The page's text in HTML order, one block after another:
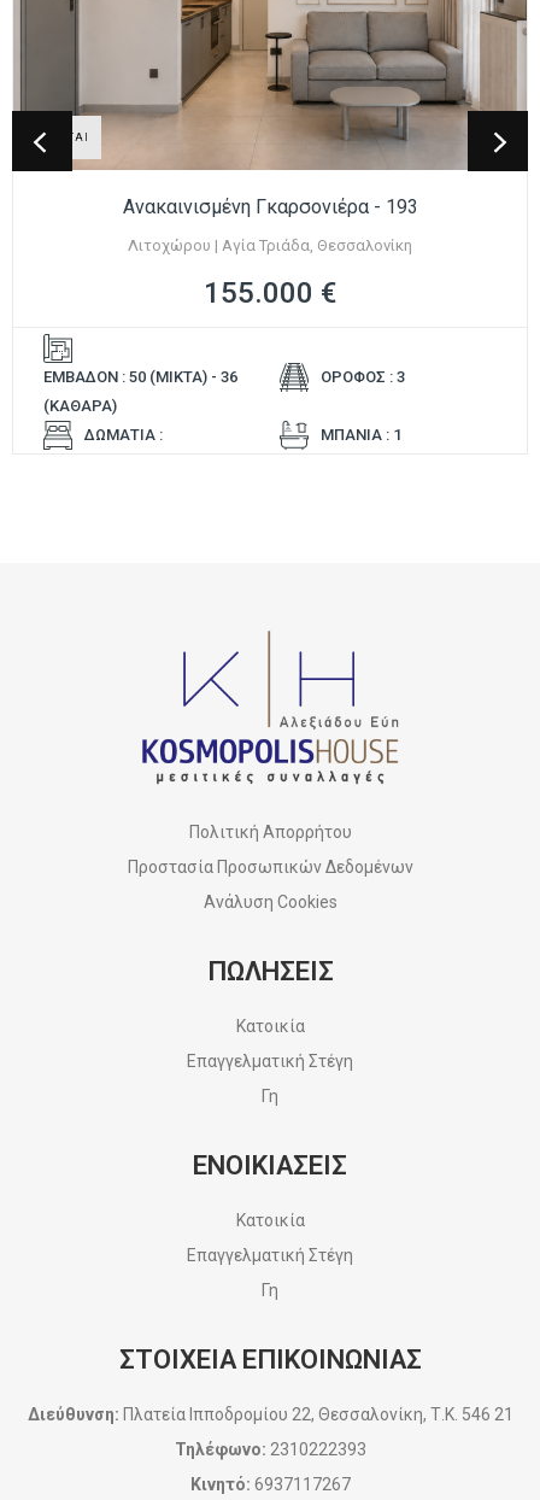
ΠΩΛΕΙΤΑΙ
Ανακαινισμένη Γκαρσονιέρα - 193
Λιτοχώρου | Αγία Τριάδα, Θεσσαλονίκη
155.000 €
ΕΜΒΑΔΟΝ : 50 (ΜΙΚΤΑ) - 36
(ΚΑΘΑΡΑ)
ΟΡΟΦΟΣ : 3
ΔΩΜΑΤΙΑ : ΜΠΑΝΙΑ : 1
Πολιτική Απορρήτου
Προστασία Προσωπικών Δεδομένων
Ανάλυση Cookies
ΠΩΛΗΣΕΙΣ
Κατοικία
Επαγγελματική Στέγη
Γη
ΕΝΟΙΚΙΑΣΕΙΣ
Κατοικία
Επαγγελματική Στέγη
Γη
ΣΤΟΙΧΕΙΑ ΕΠΙΚΟΙΝΩΝΙΑΣ
Διεύθυνση: Πλατεία Ιπποδρομίου 22, Θεσσαλονίκη, Τ.Κ. 546 21
Τηλέφωνο: 2310222393
Κινητό: 6937117267